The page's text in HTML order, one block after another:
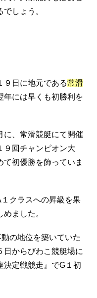
しょう。
９日に地元である常滑
年には早くも初勝利を
に、常滑競艇にて開催
９回チャンピオン大
初優勝を飾っていま
クラスへの昇級を果
ました。
の地位を築いていた
日からびわこ競艇場に
決定戦競走』でG１初